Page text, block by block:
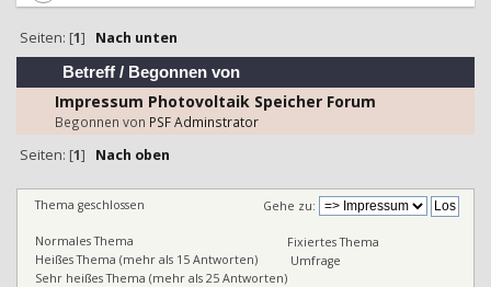
Seiten: [1] Nach unten
Betreff / Begonnen von
Impressum Photovoltaik Speicher Forum
Begonnen von PSF Adminstrator
Seiten: [1] Nach oben
Gehe zu:
Normales Thema
Heißes Thema (mehr als 15 Antworten)
Sehr heißes Thema (mehr als 25 Antworten)
Thema geschlossen
Fixiertes Thema
Umfrage